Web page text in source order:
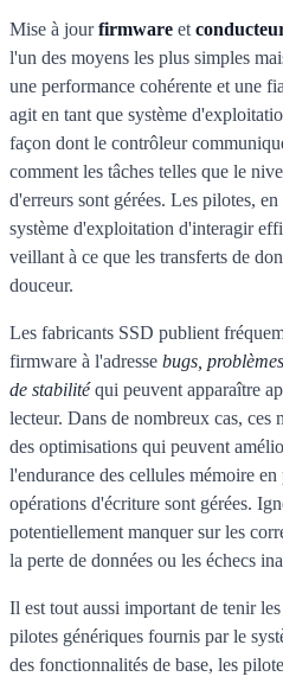
Mise à jourfirmware et
l'un des moyens les plus simples
une performance cohérente et une
agit en tant que système
façon dont le contrôleur
comment les tâches telles que le
d'erreurs sont gérées. Les pilotes,
système d'exploitation d'interagir
veillant à ce que les transferts de
douceur.
Les fabricants SSD publient
firmware à l'adresse bugs,
de stabilitéqui peuvent apparaître
lecteur. Dans de nombreux cas, ces
des optimisations qui peuvent
l'endurance des cellules mémoire
opérations d'écriture sont gérées.
potentiellement manquer sur les
la perte de données ou les échecs
Il est tout aussi important de tenir
pilotes génériques fournis par le
des fonctionnalités de base, les